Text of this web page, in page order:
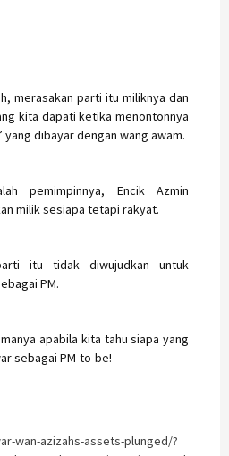
merasakan parti itu miliknya dan
kita dapati ketika menontonnya
yang dibayar dengan wang awam.
pemimpinnya, Encik Azmin
milik sesiapa tetapi rakyat.
itu tidak diwujudkan untuk
PM.
apabila kita tahu siapa yang
sebagai PM-to-be!
wan-azizahs-assets-plunged/?